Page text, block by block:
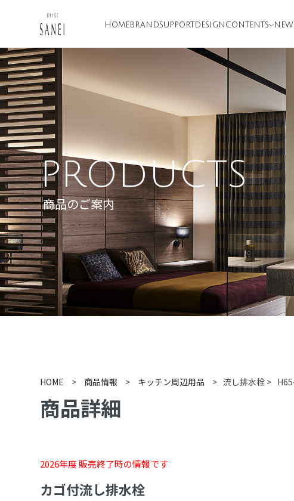
HOME BRANDSUPPORT DESIGN CONTENTS
PRODUCTS
商品のご案内
HOME > 商品情報 > キッチン周辺用品 > 流し排水栓 >
商品詳細
2026年度 販売終了時の情報です
カゴ付流し排水栓